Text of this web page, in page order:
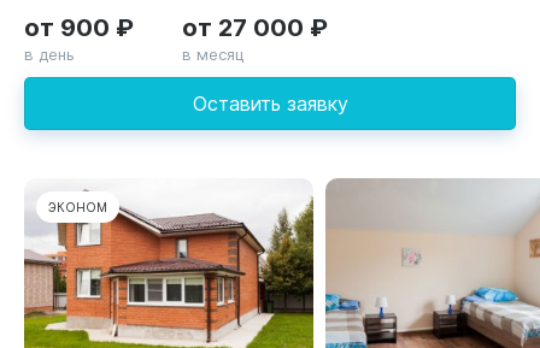
Оставить заявку
от 900 ₽
в день
от 27 000 ₽
в месяц
ЭКОНОМ